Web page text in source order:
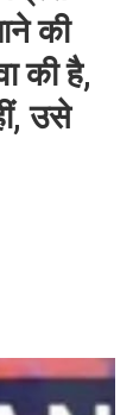
की
की है,
उसे